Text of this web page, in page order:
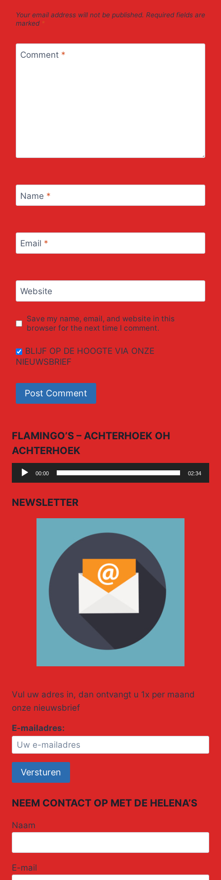
Your email address will not be published. Required fields are
marked *
Comment *
Name *
Email *
Website
Save my name, email, and website in this
browser for the next time I comment.
BLIJF OP DE HOOGTE VIA ONZE
NIEUWSBRIEF
FLAMINGO’S – ACHTERHOEK OH
ACHTERHOEK
Audio
Player
00:00 02:34
NEWSLETTER
Vul uw adres in, dan ontvangt u 1x per maand
onze nieuwsbrief
E-mailadres:
NEEM CONTACT OP MET DE HELENA’S
Naam
E-mail